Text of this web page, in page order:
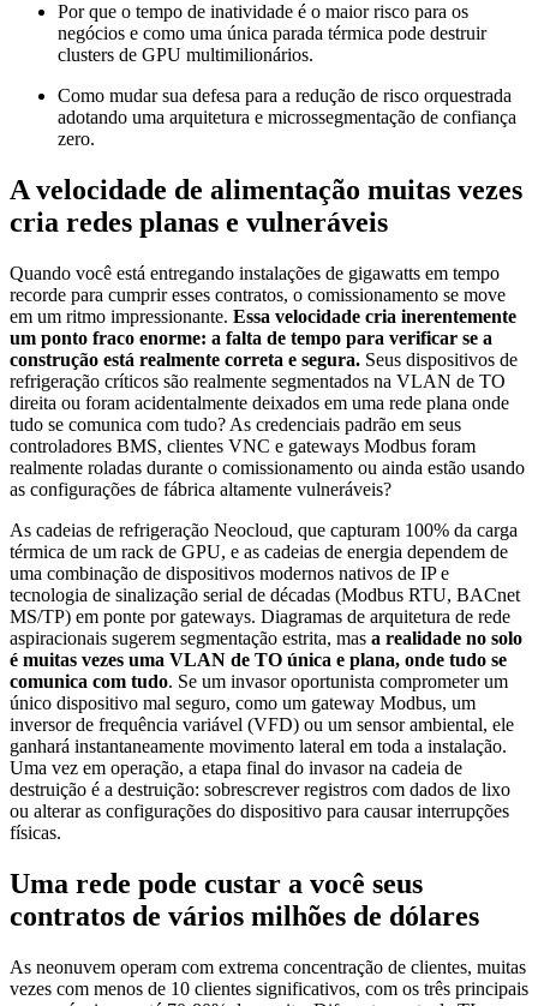
Por que o tempo de inatividade é o maior risco para os
negócios e como uma única parada térmica pode destruir
clusters de GPU multimilionários.
Como mudar sua defesa para a redução de risco orquestrada
adotando uma arquitetura e microssegmentação de confiança
zero.
A velocidade de alimentação muitas vezes
cria redes planas e vulneráveis
Quando você está entregando instalações de gigawatts em tempo
recorde para cumprir esses contratos, o comissionamento se move
em um ritmo impressionante. Essa velocidade cria inerentemente
um ponto fraco enorme: a falta de tempo para verificar se a
construção está realmente correta e segura. Seus dispositivos de
refrigeração críticos são realmente segmentados na VLAN de TO
direita ou foram acidentalmente deixados em uma rede plana onde
tudo se comunica com tudo? As credenciais padrão em seus
controladores BMS, clientes VNC e gateways Modbus foram
realmente roladas durante o comissionamento ou ainda estão usando
as configurações de fábrica altamente vulneráveis?
As cadeias de refrigeração Neocloud, que capturam 100% da carga
térmica de um rack de GPU, e as cadeias de energia dependem de
uma combinação de dispositivos modernos nativos de IP e
tecnologia de sinalização serial de décadas (Modbus RTU, BACnet
MS/TP) em ponte por gateways. Diagramas de arquitetura de rede
aspiracionais sugerem segmentação estrita, mas a realidade no solo
é muitas vezes uma VLAN de TO única e plana, onde tudo se
comunica com tudo. Se um invasor oportunista comprometer um
único dispositivo mal seguro, como um gateway Modbus, um
inversor de frequência variável (VFD) ou um sensor ambiental, ele
ganhará instantaneamente movimento lateral em toda a instalação.
Uma vez em operação, a etapa final do invasor na cadeia de
destruição é a destruição: sobrescrever registros com dados de lixo
ou alterar as configurações do dispositivo para causar interrupções
físicas.
Uma rede pode custar a você seus
contratos de vários milhões de dólares
As neonuvem operam com extrema concentração de clientes, muitas
vezes com menos de 10 clientes significativos, com os três principais